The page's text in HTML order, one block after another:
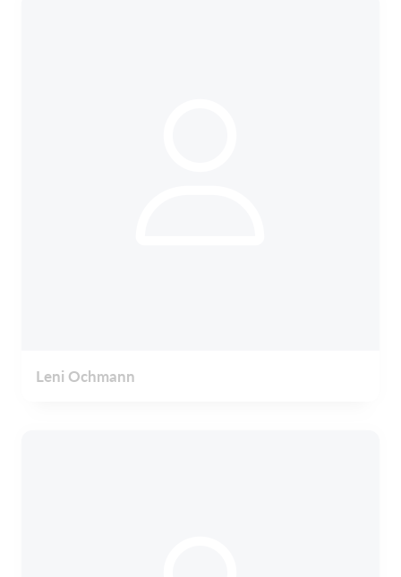
Leni Ochmann